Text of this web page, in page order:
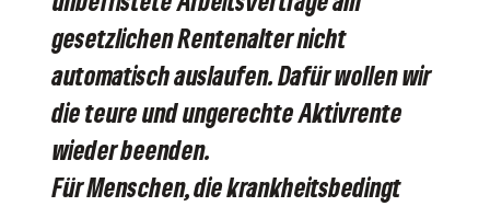
gesetzlichen Rentenalter nicht
automatisch auslaufen. Dafür wollen wir
die teure und ungerechte Aktivrente
wieder beenden.
Für Menschen, die krankheitsbedingt